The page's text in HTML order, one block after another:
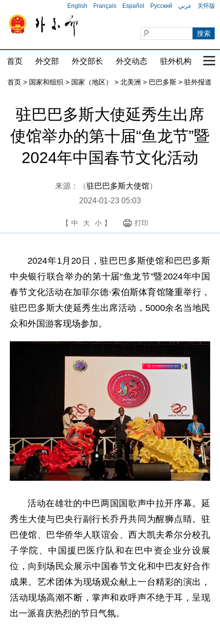
English Français Español Русский عربي 关怀版
首页 外交部 外交部长 外交动态 驻外机构 国
首页 > 国家和组织 > 国家（地区） > 北美洲 > 巴巴多斯 > 驻外报道
驻巴巴多斯大使延秀生出席
使馆举办的第十届“鱼龙节”暨
2024年中国春节文化活动
来源：（驻巴巴多斯大使馆）
2024-01-23 05:03
【 中 大 小 】 打印
2024年1月20日，驻巴巴多斯使馆和巴巴多斯
中央银行联合举办的第十届“鱼龙节”暨2024年中国
春节文化活动在加菲尔德·索伯斯体育馆隆重举行，
驻巴巴多斯大使延秀生出席活动，5000余名当地民
众和外国游客现场参加。
活动在雄壮的中巴两国国歌声中拉开序幕。延
秀生大使与巴央行副行长乔丹共同为醒狮点睛。驻
巴使馆、巴华侨华人联谊会、西大凯夫希尔分校孔
子学院、中国援巴医疗队和在巴中资企业分设展
位，向到场民众展示中国春节文化和中巴友好合作
成果。艺术团体为现场观众献上一台精彩的演出，
活动现场高潮不断，掌声和欢呼声不绝于耳，呈现
出一派喜庆热烈的节日气氛。